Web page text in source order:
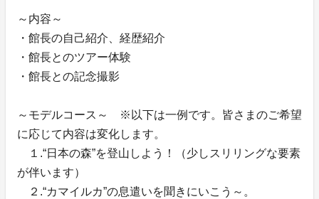
～内容～
・館長の自己紹介、経歴紹介
・館長とのツアー体験
・館長との記念撮影
～モデルコース～ ※以下は一例です。皆さまのご希望
に応じて内容は変化します。
１.“日本の森”を登山しよう！（少しスリリングな要素
が伴います）
２.“カマイルカ”の息遣いを聞きにいこう～。